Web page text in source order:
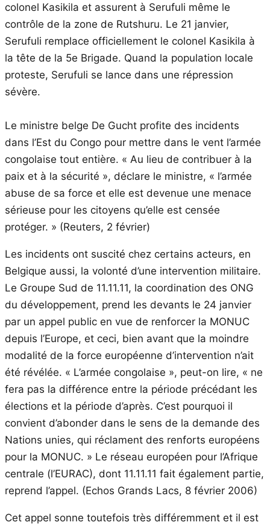
colonel Kasikila et assurent à Serufuli même le
contrôle de la zone de Rutshuru. Le 21 janvier,
Serufuli remplace officiellement le colonel Kasikila à
la tête de la 5e Brigade. Quand la population locale
proteste, Serufuli se lance dans une répression
sévère.
Le ministre belge De Gucht profite des incidents
dans l’Est du Congo pour mettre dans le vent l’armée
congolaise tout entière. « Au lieu de contribuer à la
paix et à la sécurité », déclare le ministre, « l’armée
abuse de sa force et elle est devenue une menace
sérieuse pour les citoyens qu’elle est censée
protéger. » (Reuters, 2 février)
Les incidents ont suscité chez certains acteurs, en
Belgique aussi, la volonté d’une intervention militaire.
Le Groupe Sud de 11.11.11, la coordination des ONG
du développement, prend les devants le 24 janvier
par un appel public en vue de renforcer la MONUC
depuis l’Europe, et ceci, bien avant que la moindre
modalité de la force européenne d’intervention n’ait
été révélée. « L’armée congolaise », peut-on lire, « ne
fera pas la différence entre la période précédant les
élections et la période d’après. C’est pourquoi il
convient d’abonder dans le sens de la demande des
Nations unies, qui réclament des renforts européens
pour la MONUC. » Le réseau européen pour l’Afrique
centrale (l’EURAC), dont 11.11.11 fait également partie,
reprend l’appel. (Echos Grands Lacs, 8 février 2006)
Cet appel sonne toutefois très différemment et il est